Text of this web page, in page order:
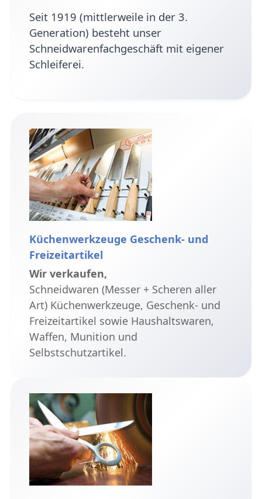
Seit 1919 (mittlerweile in der 3.
Generation) besteht unser
Schneidwarenfachgeschäft mit eigener
Schleiferei.
Küchenwerkzeuge Geschenk- und
Freizeitartikel
Wir verkaufen,
Schneidwaren (Messer + Scheren aller
Art) Küchenwerkzeuge, Geschenk- und
Freizeitartikel sowie Haushaltswaren,
Waffen, Munition und
Selbstschutzartikel.